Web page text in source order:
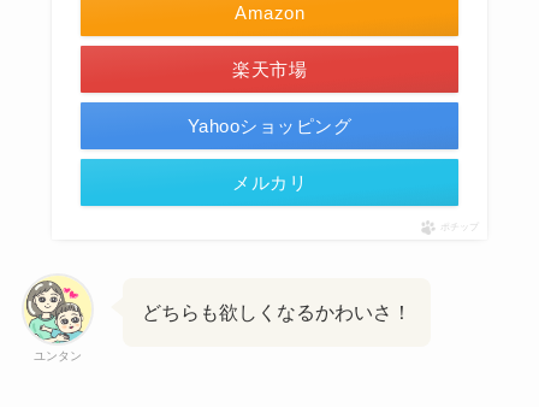
Amazon
楽天市場
Yahooショッピング
メルカリ
ポチップ
ユンタン
どちらも欲しくなるかわいさ！